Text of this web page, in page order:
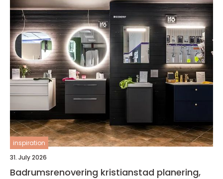
inspiration
31. July 2026
Badrumsrenovering kristianstad planering,